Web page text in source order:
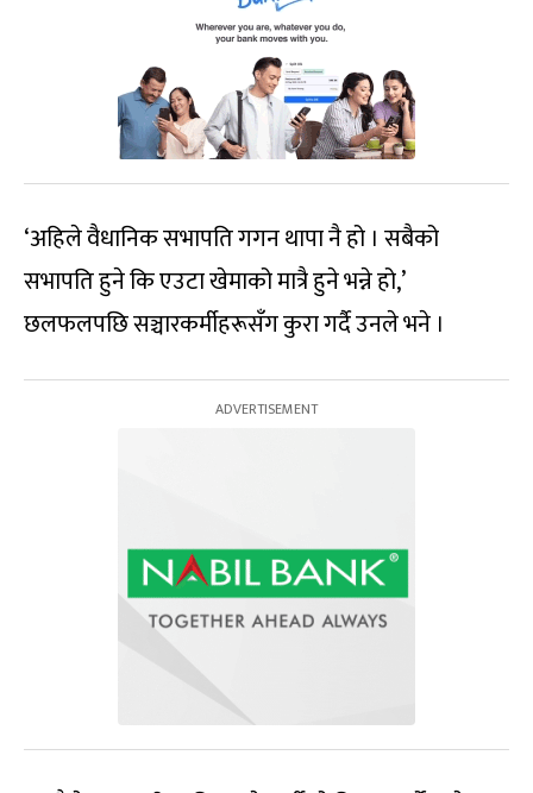
‘अहिले वैधानिक सभापति गगन थापा नै हो । सबैको
सभापति हुने कि एउटा खेमाको मात्रै हुने भन्ने हो,’
छलफलपछि सञ्चारकर्मीहरूसँग कुरा गर्दै उनले भने ।